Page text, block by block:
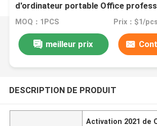
d'ordinateur portable Office
clé 2021
MOQ：1PCS Prix：$1/pcs
meilleur prix
DESCRIPTION DE PRODUIT
Activation 2021 de